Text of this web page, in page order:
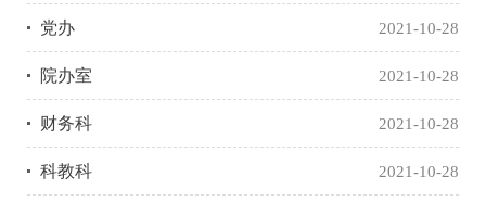
2021-10-28
党办
2021-10-28
院办室
2021-10-28
财务科
2021-10-28
科教科